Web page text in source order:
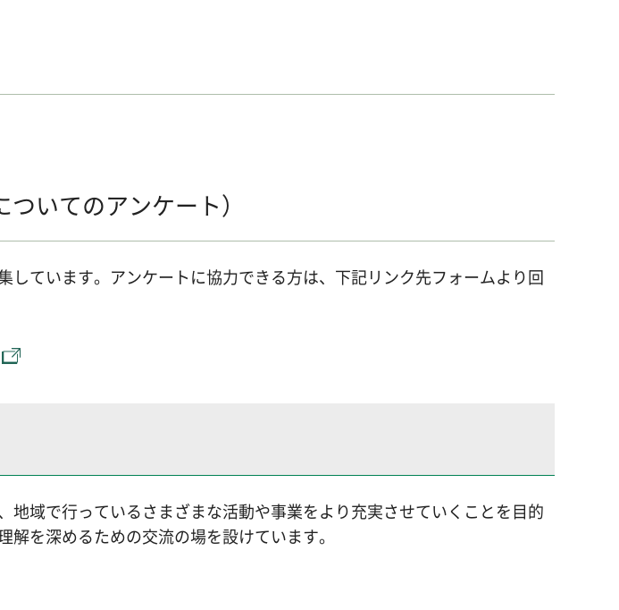
いてのアンケート）
ています。アンケートに協力できる方は、下記リンク先フォームより回
域で行っているさまざまな活動や事業をより充実させていくことを目的
を深めるための交流の場を設けています。